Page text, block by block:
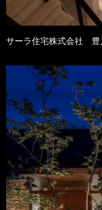
サーラ住宅株式会社 豊